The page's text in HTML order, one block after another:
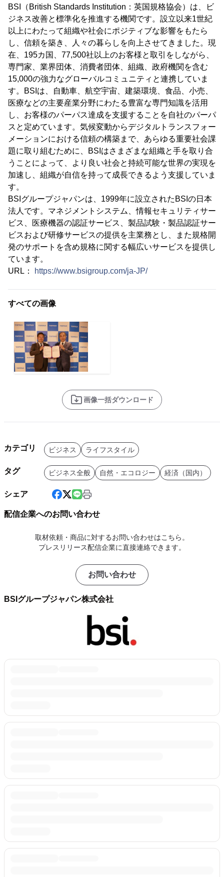
BSI（British Standards Institution：英国規格協会）は、ビ
ジネス改善と標準化を推進する機関です。設立以来1世紀
以上にわたって組織や社会にポジティブな影響をもたら
し、信頼を築き、人々の暮らしを向上させてきました。現
在、195カ国、77,500社以上のお客様と取引をしながら、
専門家、業界団体、消費者団体、組織、政府機関を含む
15,000の強力なグローバルコミュニティと連携していま
す。BSIは、自動車、航空宇宙、建築環境、食品、小売、
医療などの主要産業分野にわたる豊富な専門知識を活用
し、お客様のパーパス達成を支援することを自社のパーパ
スと定めています。気候変動からデジタルトランスフォー
メーションにおける信頼の構築まで、あらゆる重要社会課
題に取り組むために、BSIはさまざまな組織と手を取り合
うことによって、より良い社会と持続可能な世界の実現を
加速し、組織が自信を持って成長できるよう支援していま
す。
BSIグループジャパンは、1999年に設立されたBSIの日本
法人です。マネジメントシステム、情報セキュリティサー
ビス、医療機器の認証サービス、製品試験・製品認証サー
ビスおよび研修サービスの提供を主業務とし、また規格開
発のサポートを含め規格に関する幅広いサービスを提供し
ています。
URL：
https://www.bsigroup.com/ja-JP/
すべての画像
画像一括ダウンロード
カテゴリ ビジネス ライフスタイル
タグ ビジネス全般 自然・エコロジー 経済（国内）
シェア
配信企業へのお問い合わせ
取材依頼・商品に対するお問い合わせはこちら。
プレスリリース配信企業に直接連絡できます。
お問い合わせ
BSIグループジャパン株式会社